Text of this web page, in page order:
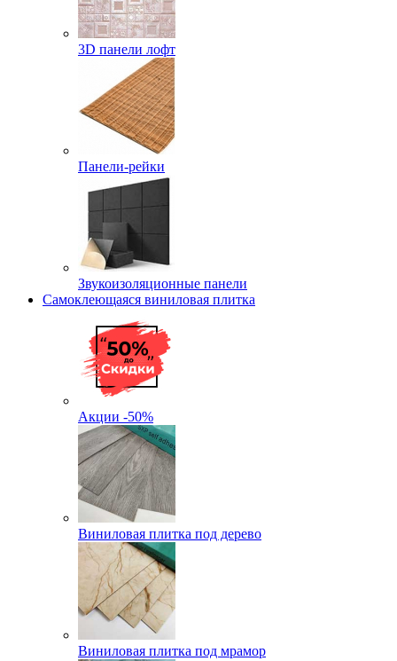
3D панели лофт
Панели-рейки
Звукоизоляционные панели
Самоклеющаяся виниловая плитка
Акции -50%
Виниловая плитка под дерево
Виниловая плитка под мрамор